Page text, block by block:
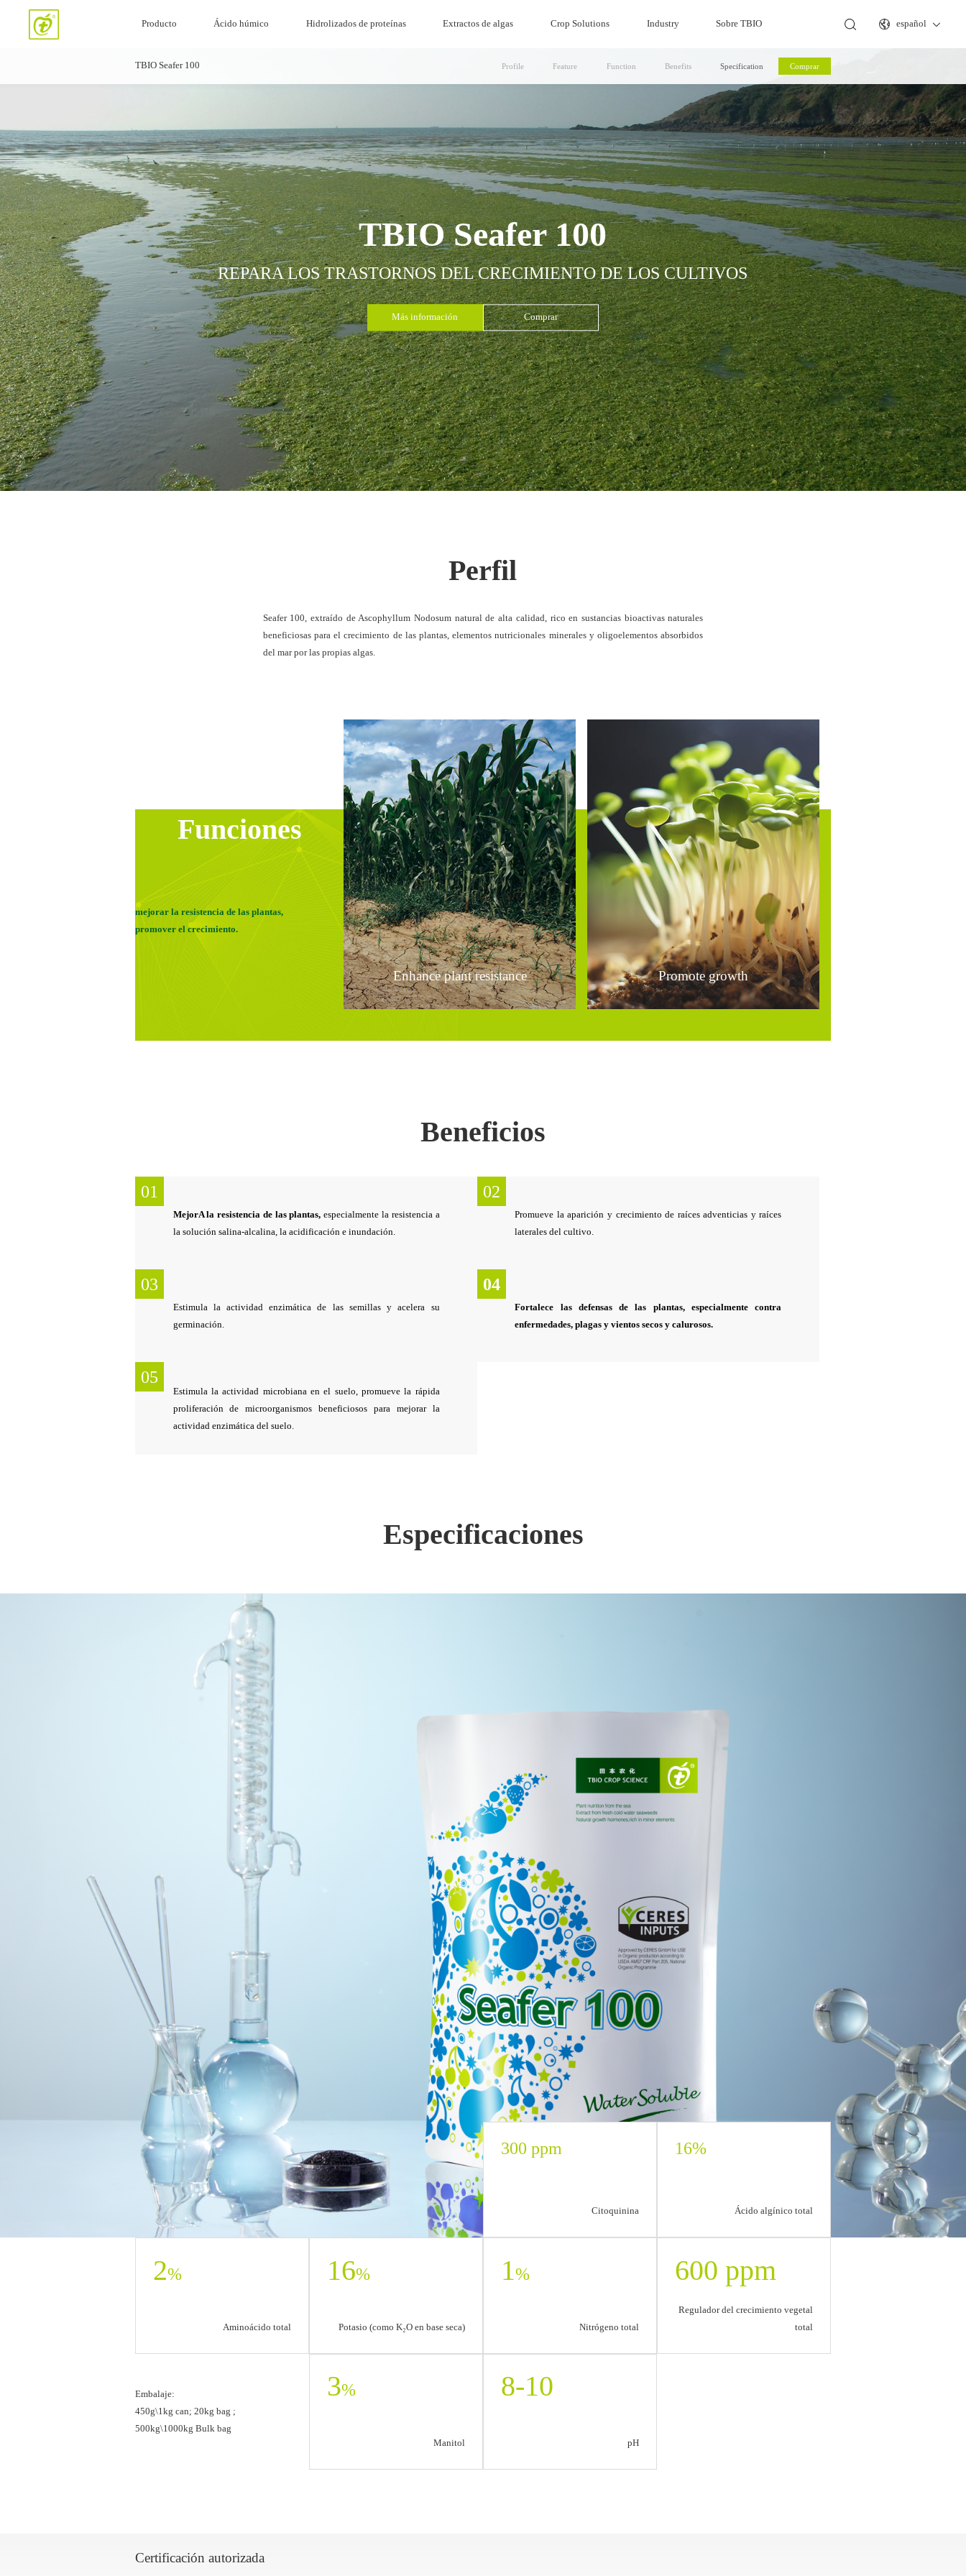
Producto Ácido húmico Hidrolizados de proteínas Extractos de algas Crop Solutions Industry Sobre TBIO español
TBIO Seafer 100 Profile Feature Function Benefits Specification Comprar
TBIO Seafer 100
REPARA LOS TRASTORNOS DEL CRECIMIENTO DE LOS CULTIVOS
Más información Comprar
Perfil
Seafer 100, extraído de Ascophyllum Nodosum natural de alta calidad, rico en sustancias bioactivas naturales
beneficiosas para el crecimiento de las plantas, elementos nutricionales minerales y oligoelementos absorbidos
del mar por las propias algas.
Funciones
mejorar la resistencia de las plantas,
promover el crecimiento.
Enhance plant resistance Promote growth
Beneficios
01
MejorA la resistencia de las plantas,especialmente la resistencia a
la solución salina-alcalina, la acidificación e inundación.
02
Promueve la aparición y crecimiento de raíces adventicias y raíces
laterales del cultivo.
03
Estimula la actividad enzimática de las semillas y acelera su
germinación.
04
Fortalece las defensas de las plantas, especialmente contra
enfermedades, plagas y vientos secos y calurosos.
05
Estimula la actividad microbiana en el suelo, promueve la rápida
proliferación de microorganismos beneficiosos para mejorar la
actividad enzimática del suelo.
Especificaciones
300 ppm
Citoquinina
16%
Ácido algínico total
2%
Aminoácido total
16%
Potasio (como K₂O en base seca)
1%
Nitrógeno total
600 ppm
Regulador del crecimiento vegetal
total
Embalaje:
450g\1kg can; 20kg bag ;
500kg\1000kg Bulk bag
3%
Manitol
8-10
pH
Certificación autorizada